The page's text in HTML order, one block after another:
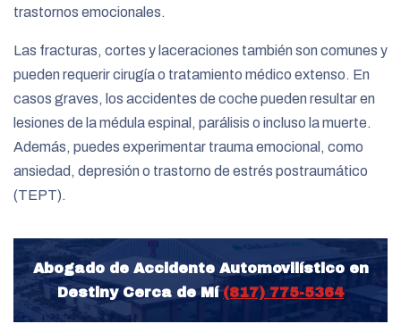
trastornos emocionales.
Las fracturas, cortes y laceraciones también son comunes y
pueden requerir cirugía o tratamiento médico extenso. En
casos graves, los accidentes de coche pueden resultar en
lesiones de la médula espinal, parálisis o incluso la muerte.
Además, puedes experimentar trauma emocional, como
ansiedad, depresión o trastorno de estrés postraumático
(TEPT).
Abogado de Accidente Automovilístico en
Destiny Cerca de Mí(817) 775-5364